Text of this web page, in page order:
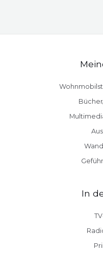
In